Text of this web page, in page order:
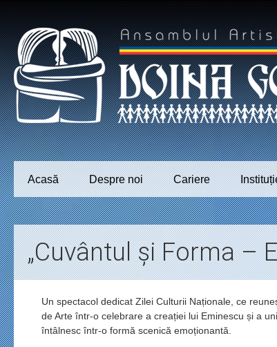
Acasă Despre noi Cariere
„Cuvântul și Forma –
Un spectacol dedicat Zilei Culturii Naționale, ce
de Arte într-o celebrare a creației lui Eminescu și a
întâlnesc într-o formă scenică emoționantă.